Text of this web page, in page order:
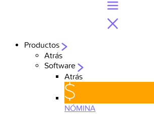
Productos
Atrás
Software
Atrás
NÓMINA